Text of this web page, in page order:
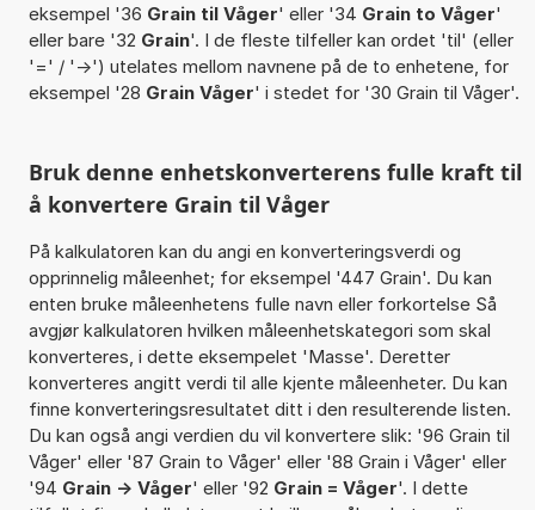
eksempel '36 Grain til Våger' eller '34 Grain to Våger'
eller bare '32 Grain'. I de fleste tilfeller kan ordet 'til' (eller
'=' / '->') utelates mellom navnene på de to enhetene, for
eksempel '28 Grain Våger' i stedet for '30 Grain til Våger'.
Bruk denne enhetskonverterens fulle kraft til
å konvertere Grain til Våger
På kalkulatoren kan du angi en konverteringsverdi og
opprinnelig måleenhet; for eksempel '447 Grain'. Du kan
enten bruke måleenhetens fulle navn eller forkortelse Så
avgjør kalkulatoren hvilken måleenhetskategori som skal
konverteres, i dette eksempelet 'Masse'. Deretter
konverteres angitt verdi til alle kjente måleenheter. Du kan
finne konverteringsresultatet ditt i den resulterende listen.
Du kan også angi verdien du vil konvertere slik: '96 Grain til
Våger' eller '87 Grain to Våger' eller '88 Grain i Våger' eller
'94 Grain -> Våger' eller '92 Grain = Våger'. I dette